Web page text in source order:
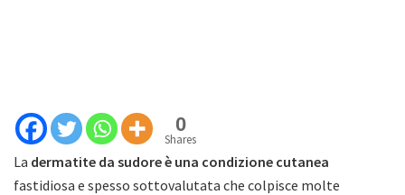
0
Shares
La dermatite da sudore è una condizione cutanea
fastidiosa e spesso sottovalutata che colpisce molte